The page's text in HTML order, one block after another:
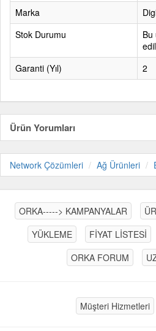
Marka
Stok Durumu
Bu
Garanti (Yıl)
2
Ürün Yorumları
Network Çözümleri Ağ Ürünleri
ORKA-----> KAMPANYALAR
YÜKLEME
FİYAT LİSTESİ
ORKA FORUM
Müşteri Hizmetleri